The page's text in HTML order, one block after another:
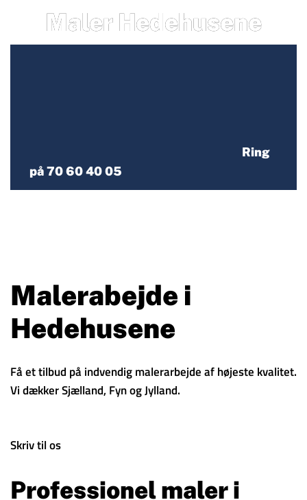
Maler Hedehusene
Ring
på 70 60 40 05
Malerabejde i
Hedehusene
Få et tilbud på indvendig malerarbejde af højeste kvalitet.
Vi dækker Sjælland, Fyn og Jylland.
Skriv til os
Professionel maler i